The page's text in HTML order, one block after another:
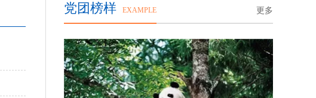
党团榜样 EXAMPLE 更多